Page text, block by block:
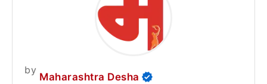
by
Maharashtra Desha